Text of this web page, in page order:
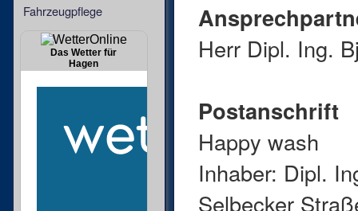
Fahrzeugpflege
Das Wetter für
Hagen
Herr Dipl. Ing.
Postanschrift
Happy wash
Inhaber: Dipl.
Selbecker